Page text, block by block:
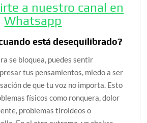
a nuestro canal en
Whatsapp
está desequilibrado?
se bloquea, puedes sentir
tus pensamientos, miedo a ser
de que tu voz no importa. Esto
físicos como ronquera, dolor
problemas tiroideos o